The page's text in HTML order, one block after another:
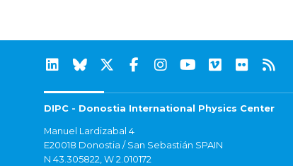
DIPC - Donostia International Physics Center
Manuel Lardizabal 4
E20018 Donostia / San Sebastián SPAIN
N 43.305822, W 2.010172